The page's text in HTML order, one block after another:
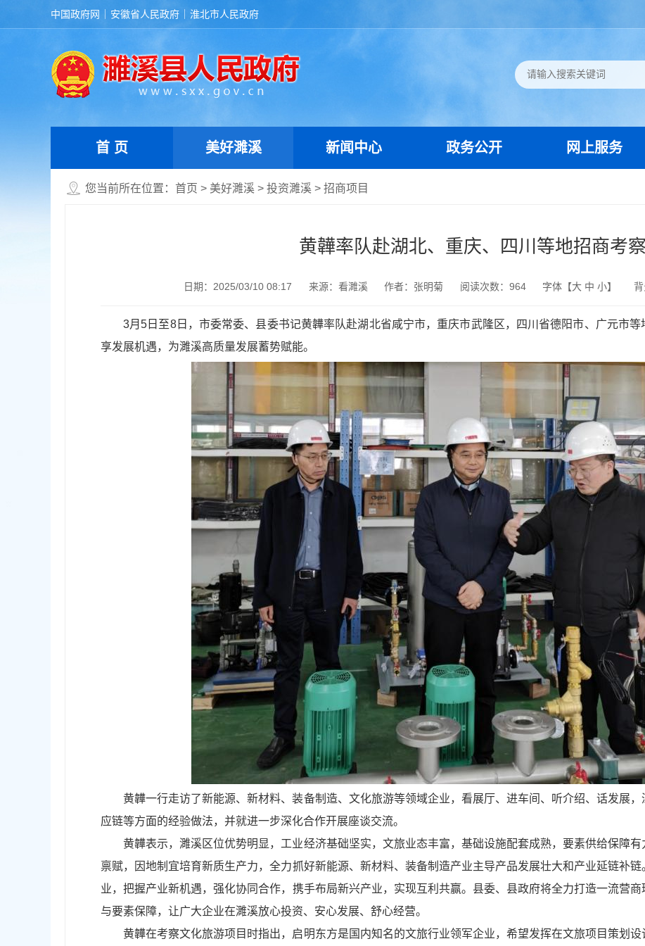
中国政府网 安徽省人民政府 淮北市人民政府
首 页 美好濉溪 新闻中心 政务公开 网上服务
您当前所在位置： 首页 > 美好濉溪 > 投资濉溪 > 招商项目
黄韡率队赴湖北、重庆、四川等地招商考察
日期：2025/03/10 08:17 来源：看濉溪 作者：张明菊 阅读次数： 964 字体【大 中 小】 背
3月5日至8日，市委常委、县委书记黄韡率队赴湖北省咸宁市，重庆市武隆区，四川省德阳市、广元市
享发展机遇，为濉溪高质量发展蓄势赋能。
黄韡一行走访了新能源、新材料、装备制造、文化旅游等领域企业，看展厅、进车间、听介绍、话发展
应链等方面的经验做法，并就进一步深化合作开展座谈交流。
黄韡表示，濉溪区位优势明显，工业经济基础坚实，文旅业态丰富，基础设施配套成熟，要素供给保障
禀赋，因地制宜培育新质生产力，全力抓好新能源、新材料、装备制造产业主导产品发展壮大和产业延链补
业，把握产业新机遇，强化协同合作，携手布局新兴产业，实现互利共赢。县委、县政府将全力打造一流营
与要素保障，让广大企业在濉溪放心投资、安心发展、舒心经营。
黄韡在考察文化旅游项目时指出，启明东方是国内知名的文旅行业领军企业，希望发挥在文旅项目策划